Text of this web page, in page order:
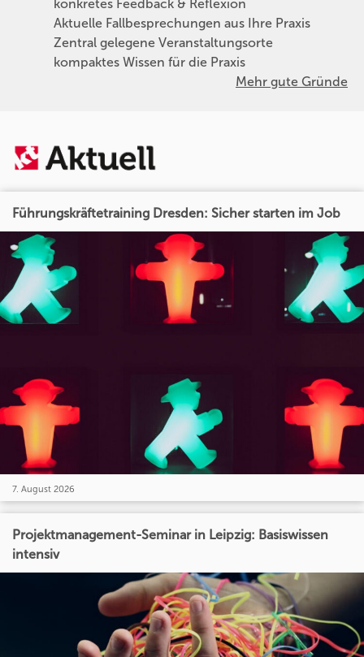
konkretes Feedback & Reflexion
Aktuelle Fallbesprechungen aus Ihre Praxis
Zentral gelegene Veranstaltungsorte
kompaktes Wissen für die Praxis
Mehr gute Gründe
Führungskräftetraining Dresden: Sicher starten im Job
7. August 2026
Projektmanagement-Seminar in Leipzig: Basiswissen
intensiv